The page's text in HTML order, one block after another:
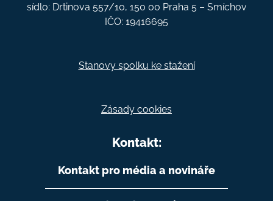
sídlo: Drtinova 557/10, 150 00 Praha 5 – Smíchov
IČO: 19416695
Stanovy spolku ke stažení
Zásady cookies
Kontakt:
Kontakt pro média a novináře